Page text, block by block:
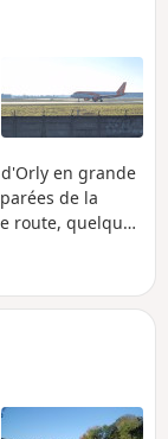
en grande
de la
route, quelques
à la Coulée